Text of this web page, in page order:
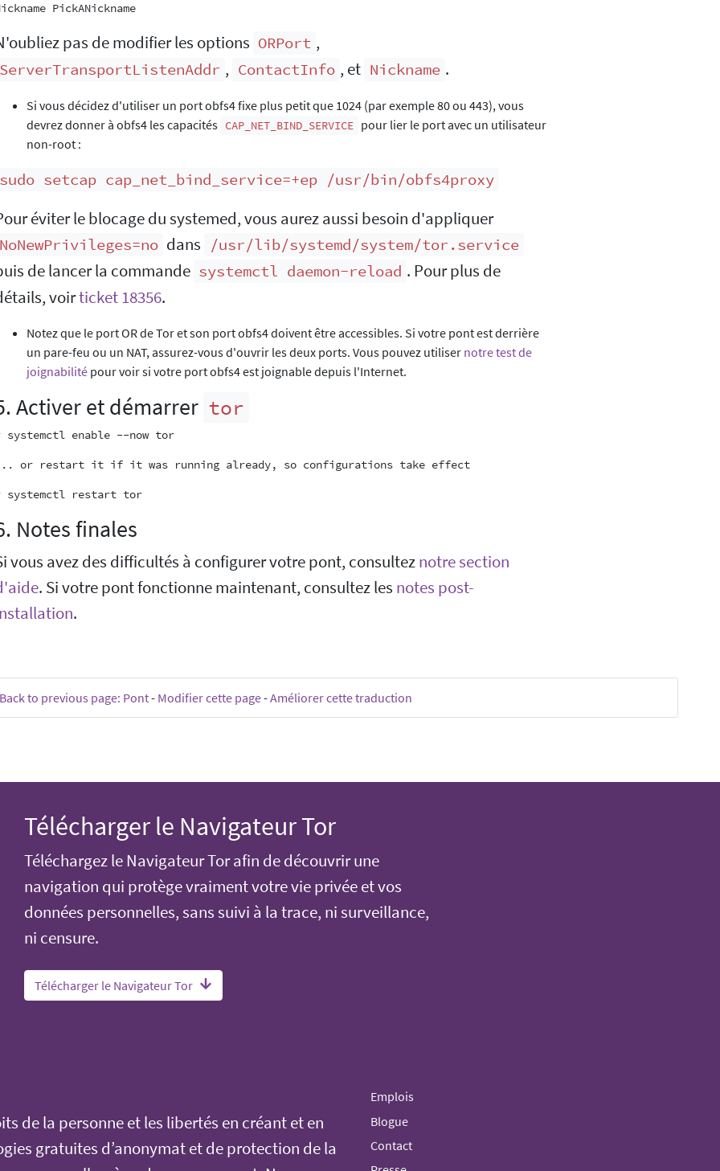
Nickname PickANickname
pas de modifier les options ORPort ,
ServerTransportListenAddr , ContactInfo , et Nickname .
Si vous décidez d'utiliser un port obfs4 fixe plus petit que 1024 (par exemple 80 ou 443), vous
devrez donner à obfs4 les capacités CAP_NET_BIND_SERVICE pour lier le port avec un utilisateur
non-root :
sudo setcap cap_net_bind_service=+ep /usr/bin/obfs4proxy
éviter le blocage du systemed, vous aurez aussi besoin d'appliquer
NoNewPrivileges=no dans /usr/lib/systemd/system/tor.service
de lancer la commande systemctl daemon-reload . Pour plus de
voirticket 18356.
Notez que le port OR de Tor et son port obfs4 doivent être accessibles. Si votre pont est derrière
un pare-feu ou un NAT, assurez-vous d'ouvrir les deux ports. Vous pouvez utiliser notre test de
joignabilitépour voir si votre port obfs4 est joignable depuis l'Internet.
Activer et démarrer tor
# systemctl enable --now tor
... or restart it if it was running already, so configurations take effect
# systemctl restart tor
Notes finales
vous avez des difficultés à configurer votre pont, consulteznotre section
. Si votre pont fonctionne maintenant, consultez les notes post-
.
to previous page: Pont- Modifier cette page-Améliorer cette traduction
Télécharger le Navigateur Tor
Téléchargez le Navigateur Tor afin de découvrir une
navigation qui protège vraiment votre vie privée et vos
données personnelles, sans suivi à la trace, ni surveillance,
ni censure.
Télécharger le Navigateur Tor
de la personne et les libertés en créant et en
gratuites d’anonymat et de protection de la
Emplois
Blogue
Contact